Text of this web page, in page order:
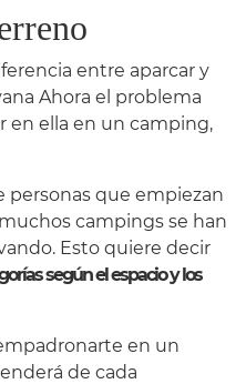
entre aparcar y
Ahora el problema
en ella en un camping,
personas que empiezan
campings se han
Esto quiere decir
según el espacio y los
en un
de cada